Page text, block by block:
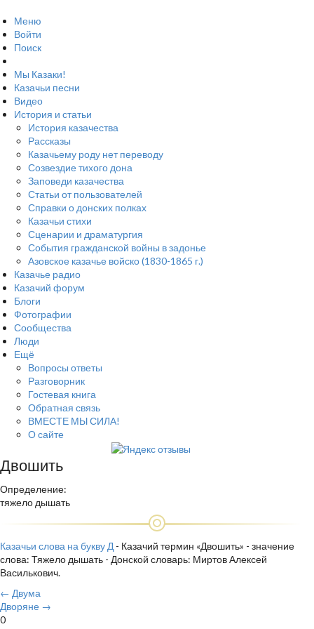
Меню
Войти
Поиск
Мы Казаки!
Казачьи песни
Видео
История и статьи
История казачества
Рассказы
Казачьему роду нет переводу
Созвездие тихого дона
Заповеди казачества
Статьи от пользователей
Справки о донских полках
Казачьи стихи
Сценарии и драматургия
События гражданской войны в задонье
Азовское казачье войско (1830-1865 г.)
Казачье радио
Казачий форум
Блоги
Фотографии
Сообщества
Люди
Ещё
Вопросы ответы
Разговорник
Гостевая книга
Обратная связь
ВМЕСТЕ МЫ СИЛА!
О сайте
Двошить
Определение:
тяжело дышать
Казачьи слова на букву Д - Казачий термин «Двошить» - значение
слова: Тяжело дышать - Донской словарь: Миртов Алексей
Василькович.
← Двума
Дворяне →
0